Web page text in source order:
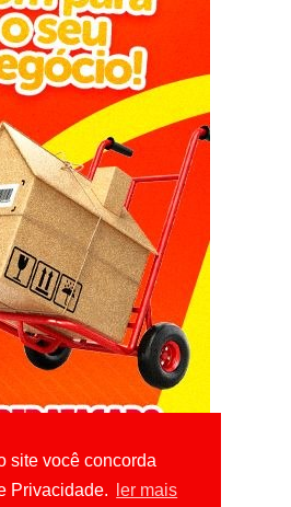
site você concorda
Privacidade.
ler mais